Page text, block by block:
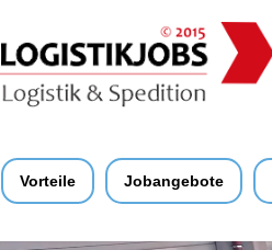
Vorteile Jobangebote